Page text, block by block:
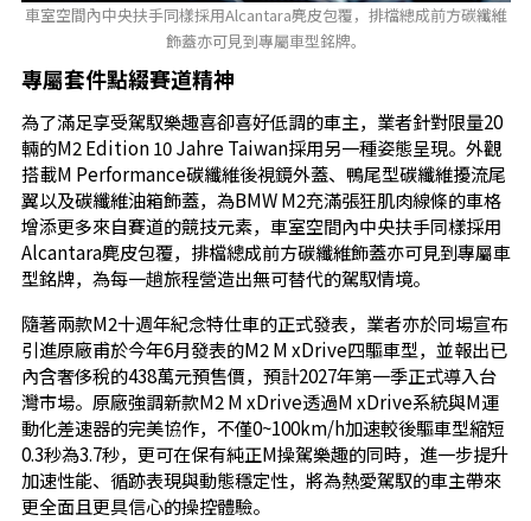
車室空間內中央扶手同樣採用Alcantara麂皮包覆，排檔總成前方碳纖維
飾蓋亦可見到專屬車型銘牌。
專屬套件點綴賽道精神
為了滿足享受駕馭樂趣喜卻喜好低調的車主，業者針對限量20
輛的M2 Edition 10 Jahre Taiwan採用另一種姿態呈現。外觀
搭載M Performance碳纖維後視鏡外蓋、鴨尾型碳纖維擾流尾
翼以及碳纖維油箱飾蓋，為BMW M2充滿張狂肌肉線條的車格
增添更多來自賽道的競技元素，車室空間內中央扶手同樣採用
Alcantara麂皮包覆，排檔總成前方碳纖維飾蓋亦可見到專屬車
型銘牌，為每一趟旅程營造出無可替代的駕馭情境。
隨著兩款M2十週年紀念特仕車的正式發表，業者亦於同場宣布
引進原廠甫於今年6月發表的M2 M xDrive四驅車型，並報出已
內含奢侈稅的438萬元預售價，預計2027年第一季正式導入台
灣市場。原廠強調新款M2 M xDrive透過M xDrive系統與M運
動化差速器的完美協作，不僅0~100km/h加速較後驅車型縮短
0.3秒為3.7秒，更可在保有純正M操駕樂趣的同時，進一步提升
加速性能、循跡表現與動態穩定性，將為熱愛駕馭的車主帶來
更全面且更具信心的操控體驗。